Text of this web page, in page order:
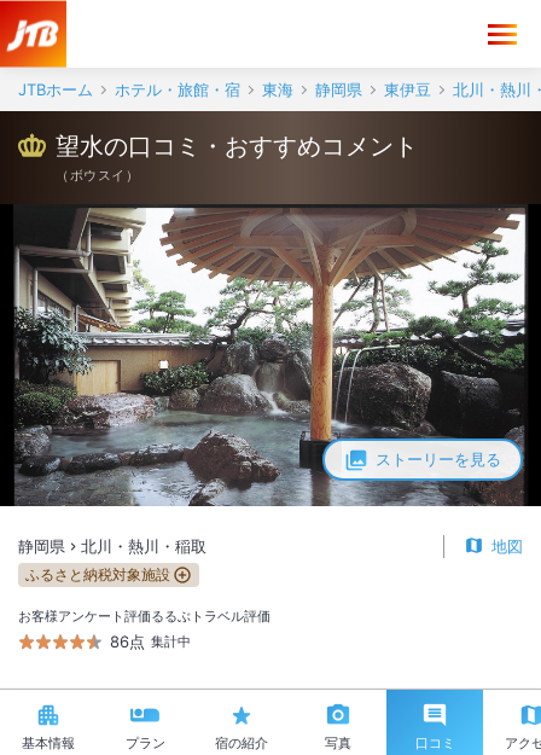
JTBホーム ホテル・旅館・宿 東海 静岡県 東伊豆 北川・熱川
ストーリーを見る
望水の口コミ・おすすめコメント
（ ボウスイ ）
静岡県 北川・熱川・稲取 地図
ふるさと納税対象施設
お客様アンケート評価
86点
るるぶトラベル評価
集計中
基本情報 プラン 宿の紹介 写真 口コミ アク